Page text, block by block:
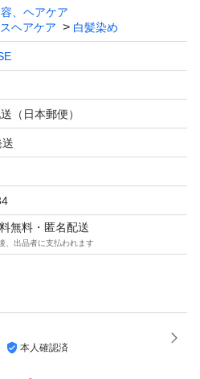
、ヘアケア
ヘアケア
白髪染め
（日本郵便）
無料・匿名配送
、出品者に支払われます
本人確認済